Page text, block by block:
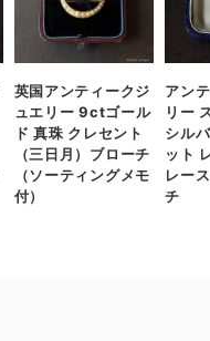
英国アンティークジ
ュエリー 9ctゴール
ド 真珠 クレセント
（三日月）ブローチ
（ソーティングメモ
付）
アン
リー
シル
ット
レー
チ